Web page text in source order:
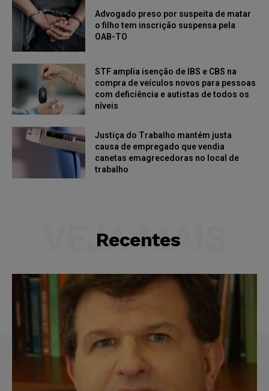
Advogado preso por suspeita de matar
o filho tem inscrição suspensa pela
OAB-TO
STF amplia isenção de IBS e CBS na
compra de veículos novos para pessoas
com deficiência e autistas de todos os
níveis
Justiça do Trabalho mantém justa
causa de empregado que vendia
canetas emagrecedoras no local de
trabalho
Recentes
VEJA MAIS